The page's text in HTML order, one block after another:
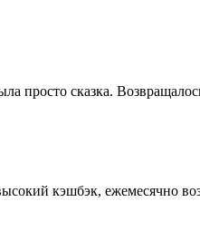
просто сказка.
кэшбэк, ежемесячно